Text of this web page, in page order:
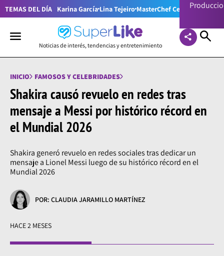
TEMAS DEL DÍA Karina García Lina Tejeiro MasterChef Celebrity
Noticias de interés, tendencias y entretenimiento
INICIO FAMOSOS Y CELEBRIDADES
Shakira causó revuelo en redes tras
mensaje a Messi por histórico récord en
el Mundial 2026
Shakira generó revuelo en redes sociales tras dedicar un
mensaje a Lionel Messi luego de su histórico récord en el
Mundial 2026
POR: CLAUDIA JARAMILLO MARTÍNEZ
HACE 2 MESES